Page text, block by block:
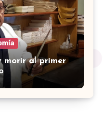
morir al primer